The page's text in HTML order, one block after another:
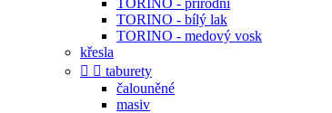
TORINO - přírodní
TORINO - bílý lak
TORINO - medový vosk
křesla
  taburety
čalouněné
masiv